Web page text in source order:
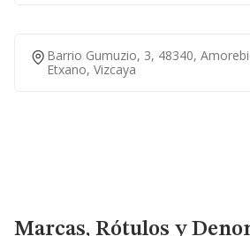
Barrio Gumuzio, 3, 48340,
Etxano, Vizcaya
Marcas, Rótulos y Denominaciones
Marcas, Rótulos y